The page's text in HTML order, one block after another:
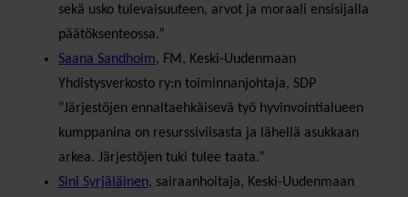
sekä usko tulevaisuuteen, arvot ja moraali ensisijalla
päätöksenteossa.”
Saana Sandholm, FM, Keski-Uudenmaan
Yhdistysverkosto ry:n toiminnanjohtaja, SDP
”Järjestöjen ennaltaehkäisevä työ hyvinvointialueen
kumppanina on resurssiviisasta ja lähellä asukkaan
arkea. Järjestöjen tuki tulee taata.”
Sini Syrjäläinen, sairaanhoitaja, Keski-Uudenmaan